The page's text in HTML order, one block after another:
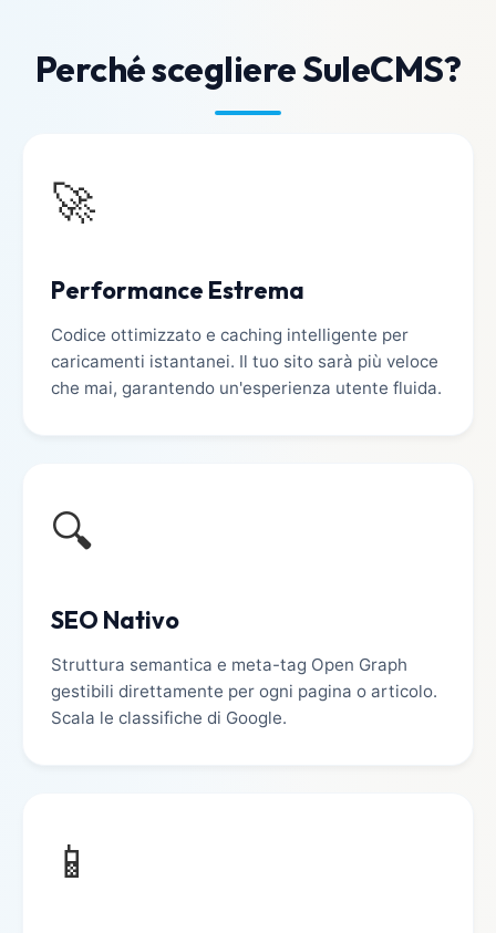
Perché scegliere SuleCMS?
🚀
Performance Estrema
Codice ottimizzato e caching intelligente per
caricamenti istantanei. Il tuo sito sarà più veloce
che mai, garantendo un'esperienza utente fluida.
🔍
SEO Nativo
Struttura semantica e meta-tag Open Graph
gestibili direttamente per ogni pagina o articolo.
Scala le classifiche di Google.
📱